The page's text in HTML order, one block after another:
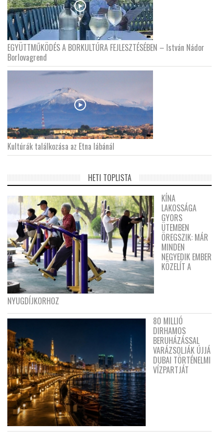
EGYÜTTMŰKÖDÉS A BORKULTÚRA FEJLESZTÉSÉBEN – István Nádor
Borlovagrend
Kultúrák találkozása az Etna lábánál
HETI TOPLISTA
KÍNA
LAKOSSÁGA
GYORS
ÜTEMBEN
ÖREGSZIK: MÁR
MINDEN
NEGYEDIK EMBER
KÖZELÍT A
NYUGDÍJKORHOZ
80 MILLIÓ
DIRHAMOS
BERUHÁZÁSSAL
VARÁZSOLJÁK ÚJJÁ
DUBAI TÖRTÉNELMI
VÍZPARTJÁT